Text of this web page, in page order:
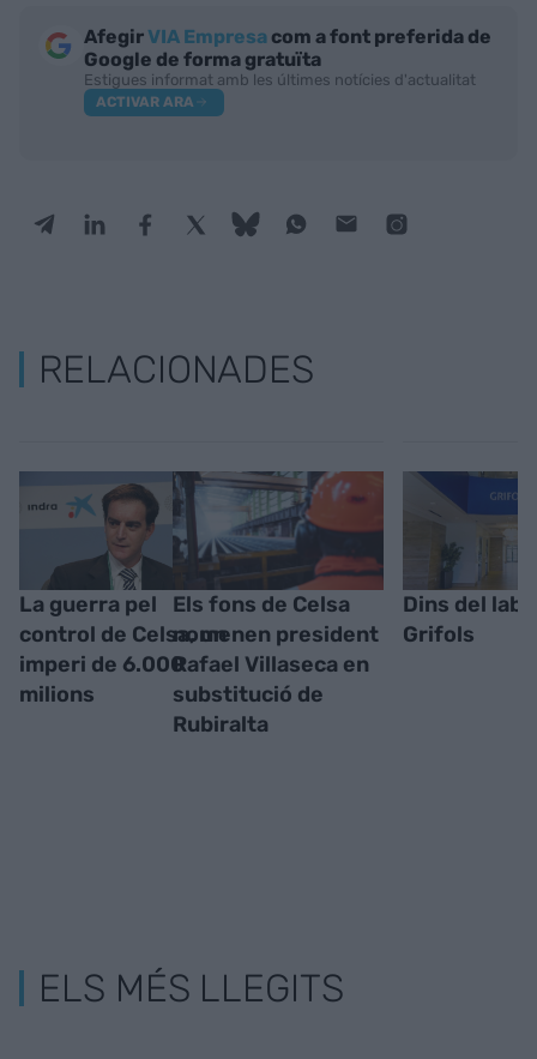
AfegirVIA Empresa com a font preferida de
Google de forma gratuïta
Estigues informat amb les últimes notícies d'actualitat
ACTIVAR ARA
RELACIONADES
La guerra pel
control de Celsa, un
imperi de 6.000
milions
Els fons de Celsa
nomenen president
Rafael Villaseca en
substitució de
Rubiralta
Dins del
Grifols
ELS MÉS LLEGITS